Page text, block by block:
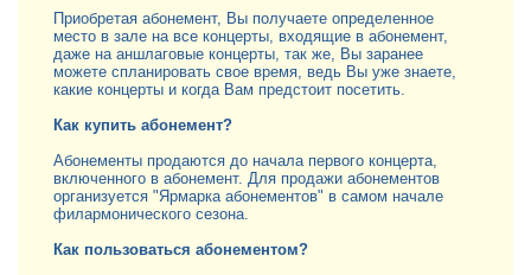
Приобретая абонемент, Вы получаете определенное
место в зале на все концерты, входящие в абонемент,
даже на аншлаговые концерты, так же, Вы заранее
можете спланировать свое время, ведь Вы уже знаете,
какие концерты и когда Вам предстоит посетить.
Как купить абонемент?
Абонементы продаются до начала первого концерта,
включенного в абонемент. Для продажи абонементов
организуется "Ярмарка абонементов" в самом начале
филармонического сезона.
Как пользоваться абонементом?